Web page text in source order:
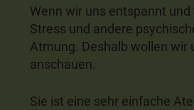
Wenn wir uns entspannt
Stress und andere
Atmung. Deshalb wollen wir
anschauen.
Sie ist eine sehr einfache